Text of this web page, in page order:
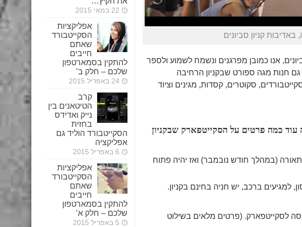
קניון סביונים
אנו כמובן מפרגנים ונשמח לשמוע ולספר
חנות מגה ספורט שבקניון הרחיבה
סקוטרים, קסדות, מגינים וציוד
כמה פרטים על הסקייטפארק שבקניון
התאורה (במהלך חודש נובמבר) ואז יהיה פתוח
לסקייטפארק. (פרטים מלאים בשילוט
22 במאי 2015
אפליקציות
הסקייטבורד
שאתם
חייבים
להתקין בסמארטפון
שלכם – חלק ב’
24 באפריל 2015
קרב
הטיטאנים בין
נייק ואדידס
בחזית
הסקייטבורד הוליד גם
אפליקציה
6 באפריל 2015
אפליקציות
הסקייטבורד
שאתם
חייבים
להתקין בסמארטפון
שלכם – חלק א’
5 באפריל 2015